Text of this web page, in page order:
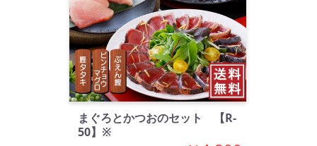
まぐろとかつおのセット 【R-
50】※